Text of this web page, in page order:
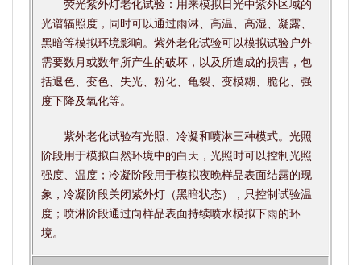
荧光紫外灯老化试验：用来模拟日光中紫外区域的
光谱辐照度，同时可以通过雨淋、高温、高湿、凝露、
黑暗等模拟环境影响。紫外老化试验可以模拟试验户外
需要数月或数年所产生的破坏，以及所造成的损害，包
括退色、变色、失光、粉化、龟裂、变模糊、脆化、强
度下降及氧化等。
紫外老化试验有光照、冷凝和喷淋三种模式。光照
阶段用于模拟自然环境中的白天，光照时可以控制光照
强度、温度；冷凝阶段用于模拟夜晚样品表面结露的现
象，冷凝阶段关闭紫外灯（黑暗状态），只控制试验温
度；喷淋阶段通过向样品表面持续喷水模拟下雨的环
境。